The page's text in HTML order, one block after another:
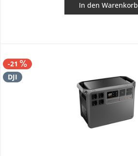
In den Warenkorb
-21
DJI